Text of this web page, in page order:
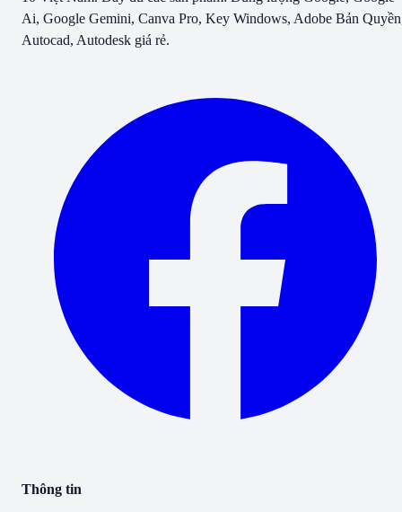
Ai, Google Gemini, Canva Pro, Key Windows, Adobe Bản
Autocad, Autodesk giá rẻ.
Thông tin